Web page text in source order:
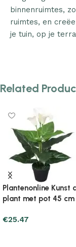
binnenruimtes,
ruimtes, en
je tuin, op je
Related
Plantenonline
plant met pot 85
€67.61